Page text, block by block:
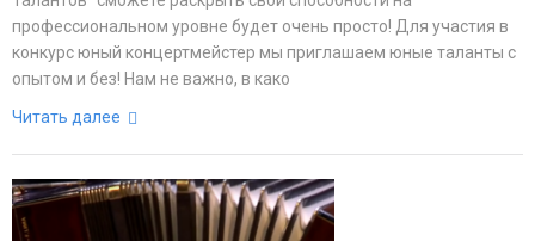
профессиональном уровне будет очень просто! Для участия в
конкурс юный концертмейстер мы приглашаем юные таланты с
опытом и без! Нам не важно, в како
Читать далее